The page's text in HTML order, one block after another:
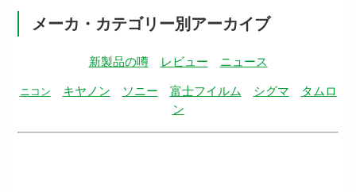
メーカ・カテゴリー別アーカイブ
新製品の噂 レビュー ニュース
ニコン キヤノン ソニー 富士フイルム シグマ
タムロ
ン